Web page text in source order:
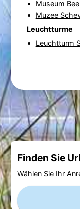
Museum
Muzee
Leuchtturme
Leuchtturm
Finden Sie
Wählen Sie Ihr